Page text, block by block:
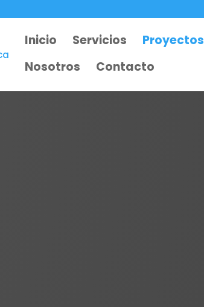
Inicio Servicios
Proyectos
Nosotros
Contacto